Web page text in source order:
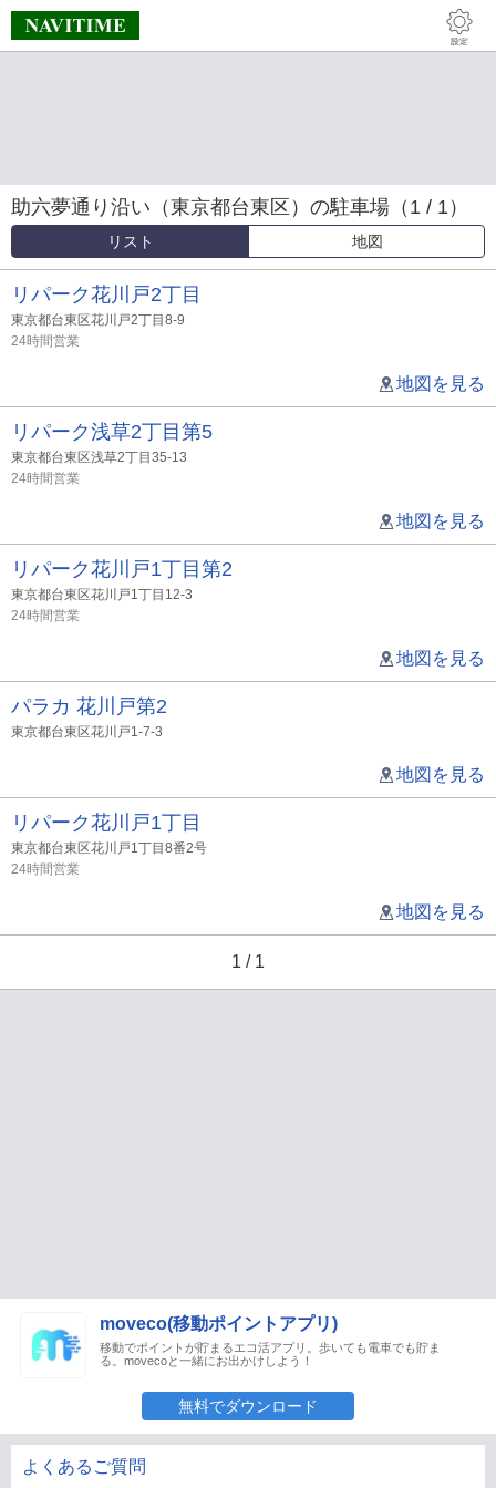
助六夢通り沿い（東京都台東区）の駐車場（1 / 1）
リスト 地図
リパーク花川戸2丁目
東京都台東区花川戸2丁目8-9
24時間営業
地図を見る
リパーク浅草2丁目第5
東京都台東区浅草2丁目35-13
24時間営業
地図を見る
リパーク花川戸1丁目第2
東京都台東区花川戸1丁目12-3
24時間営業
地図を見る
パラカ 花川戸第2
東京都台東区花川戸1-7-3
地図を見る
リパーク花川戸1丁目
東京都台東区花川戸1丁目8番2号
24時間営業
地図を見る
1 / 1
moveco(移動ポイントアプリ)
移動でポイントが貯まるエコ活アプリ。歩いても電車でも貯ま
る。movecoと一緒にお出かけしよう！
無料でダウンロード
よくあるご質問